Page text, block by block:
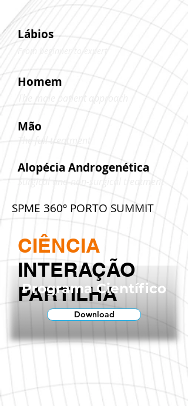
Lábios
Homem
Mão
he full treatment
Alopécia Androgenética
Surgical and non-surgical treatment
SPME 360º PORTO SUMMIT
CIÊNCIA
INTERAÇÃO
PARTILHA
Programa Científico
Download